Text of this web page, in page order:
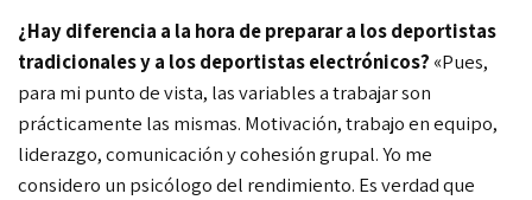
¿Hay diferencia a la hora de preparar a los deportistas
tradicionales y a los deportistas electrónicos? «Pues,
para mi punto de vista, las variables a trabajar son
prácticamente las mismas. Motivación, trabajo en equipo,
liderazgo, comunicación y cohesión grupal. Yo me
considero un psicólogo del rendimiento. Es verdad que